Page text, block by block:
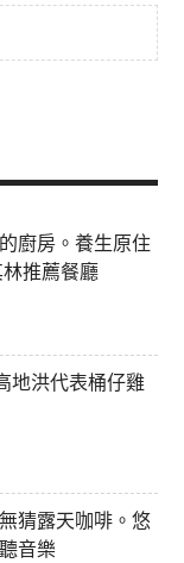
廚房。養生原住
推薦餐廳
地洪代表桶仔雞
猜露天咖啡。悠
音樂